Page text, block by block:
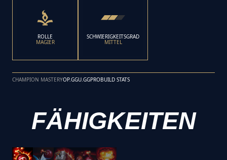
ROLLE
MAGIER
SCHWIERIGKEITSGRAD
MITTEL
CHAMPION MASTERYOP.GGU.GGPROBUILD STATS
FÄHIGKEITEN